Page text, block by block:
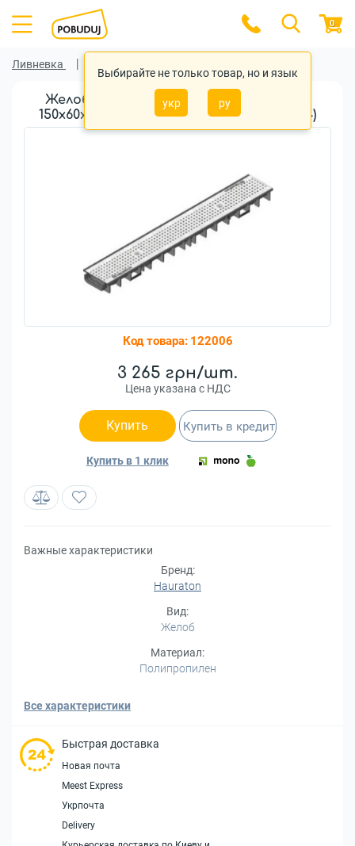
Выбирайте не только товар, но и язык
укр ру
0
Ливневка
Желоб HAURATON Recyfix Standard 100
150x60x1000мм тип 60 РР-РЭ А15 1м (41274)
Код товара: 122006
3 265 грн/шт.
Цена указана с НДС
Купить
Купить в 1 клик
Купить в кредит
Важные характеристики
Бренд:
Hauraton
Вид:
Желоб
Материал:
Полипропилен
Все характеристики
Быстрая доставка
Новая почта
Meest Express
Укрпочта
Delivery